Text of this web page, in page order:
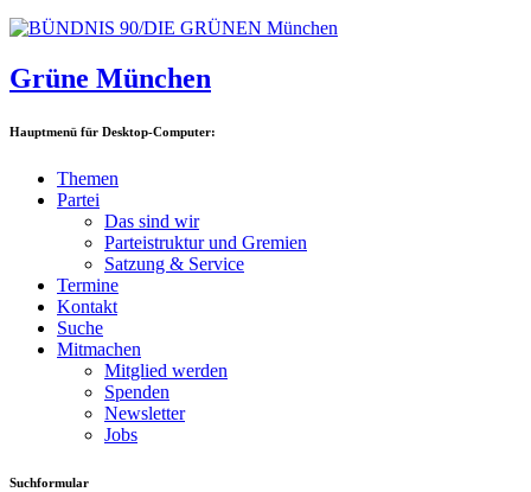
Grüne München
Hauptmenü für Desktop-Computer:
Themen
Partei
Das sind wir
Parteistruktur und Gremien
Satzung & Service
Termine
Kontakt
Suche
Mitmachen
Mitglied werden
Spenden
Newsletter
Jobs
Suchformular